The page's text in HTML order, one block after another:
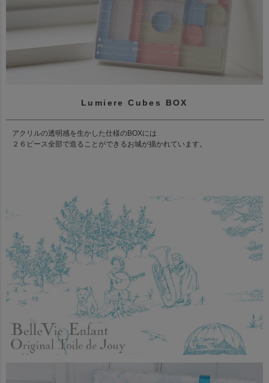
Lumiere Cubes BOX
アクリルの透明感を生かした仕様のBOXには
２６ピース全部で造ることができるお城が描かれています。